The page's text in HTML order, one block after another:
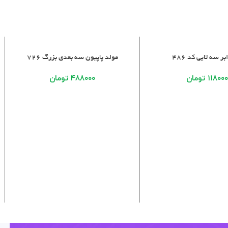
خرید
سه تایی کد 486
۱۱۸۰۰۰ تومان
افزودن به سبد خرید
مولد پاپیون سه بعدی بزرگ ۷۲۶
۴۸۸۰۰۰ تومان